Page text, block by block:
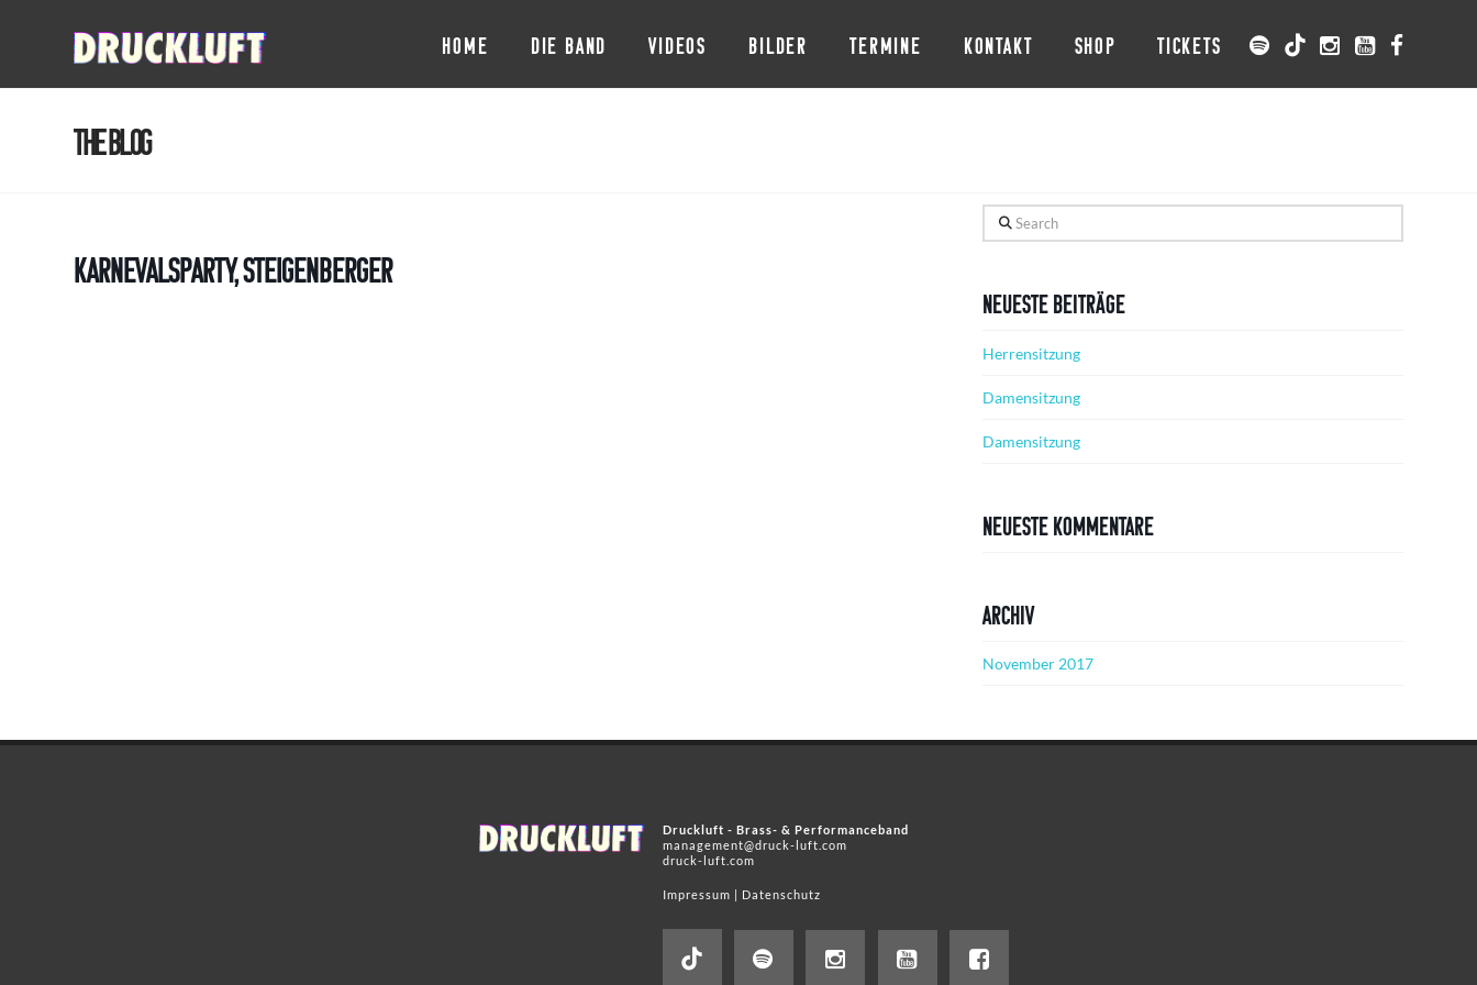
HOME DIE BAND VIDEOS BILDER TERMINE KONTAKT SHOP TICKETS
The Blog
Karnevalsparty, Steigenberger
Search
Neueste Beiträge
Herrensitzung
Damensitzung
Damensitzung
Neueste Kommentare
Archiv
November 2017
Druckluft - Brass- & Performanceband
management@druck-luft.com
druck-luft.com
Impressum | Datenschutz